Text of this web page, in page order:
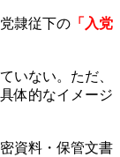
隷従下の 「入党
いない。ただ、
体的なイメージ
資料・保管文書